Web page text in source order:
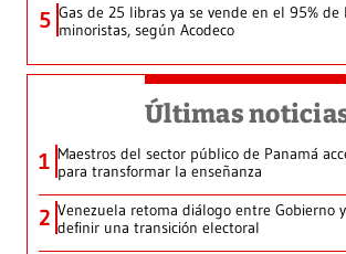
5 Gas de 25 libras ya se vende en el 95% de
minoristas, según Acodeco
Últimas
1 Maestros del sector público de Panamá
para transformar la enseñanza
2 Venezuela retoma diálogo entre Gobierno
definir una transición electoral